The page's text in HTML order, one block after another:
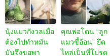
นุ้งแมวกังวลเมื่อ
ต้องไปทำหมัน
มันจึงขอพา
คุณพ่อโดน “ลูก
แมวขี้อ้อน” ยึด
ไหล่เป็นที่โปรด